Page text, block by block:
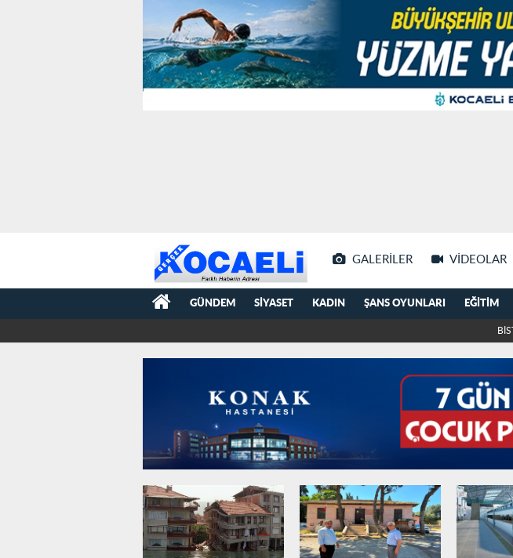
GALERILER VIDEOLAR
GÜNDEM SIYASET KADIN ŞANS OYUNLARI EĞITIM
BİST